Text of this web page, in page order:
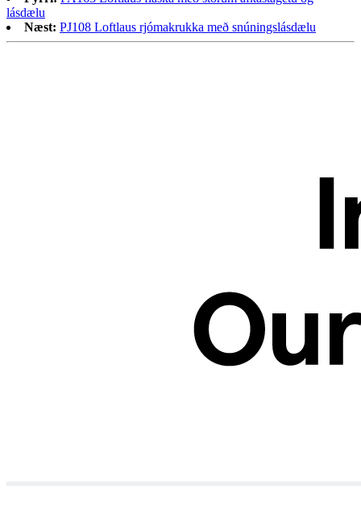
lásdælu
Næst: PJ108 Loftlaus rjómakrukka með snúningslásdælu